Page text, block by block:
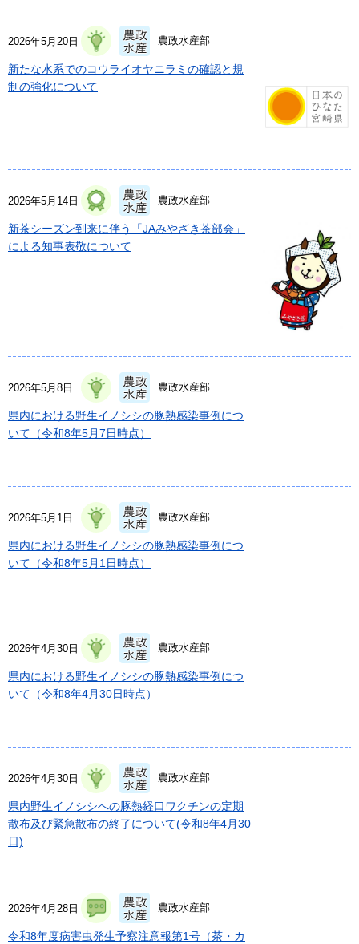
2026年5月20日 農政水産部
新たな水系でのコウライオヤニラミの確認と規
制の強化について
2026年5月14日 農政水産部
新茶シーズン到来に伴う「JAみやざき茶部会」
による知事表敬について
2026年5月8日 農政水産部
県内における野生イノシシの豚熱感染事例につ
いて（令和8年5月7日時点）
2026年5月1日 農政水産部
県内における野生イノシシの豚熱感染事例につ
いて（令和8年5月1日時点）
2026年4月30日 農政水産部
県内における野生イノシシの豚熱感染事例につ
いて（令和8年4月30日時点）
2026年4月30日 農政水産部
県内野生イノシシへの豚熱経口ワクチンの定期
散布及び緊急散布の終了について(令和8年4月30
日)
2026年4月28日 農政水産部
令和8年度病害虫発生予察注意報第1号（茶・カ